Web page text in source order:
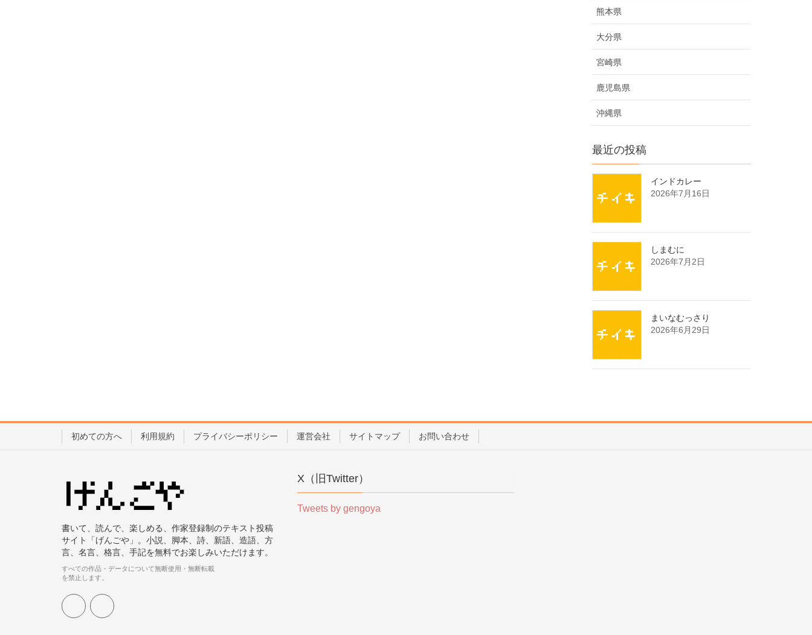
熊本県
大分県
宮崎県
鹿児島県
沖縄県
最近の投稿
インドカレー
2026年7月16日
しまむに
2026年7月2日
まいなむっさり
2026年6月29日
初めての方へ 利用規約 プライバシーポリシー 運営会社 サイトマップ お問い合わせ
書いて、読んで、楽しめる、作家登録制のテキスト投稿
サイト「げんごや」。小説、脚本、詩、新語、造語、方
言、名言、格言、手記を無料でお楽しみいただけます。
すべての作品・データについて無断使用・無断転載
を禁止します。
X（旧Twitter）
Tweets by gengoya